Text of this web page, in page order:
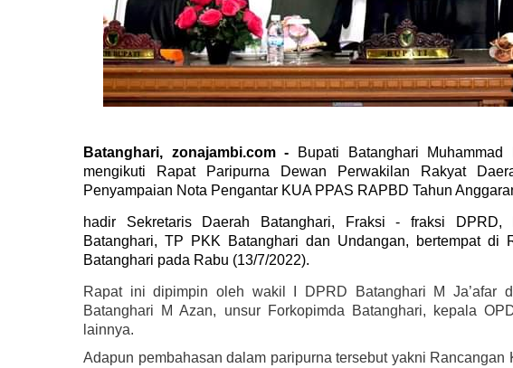
Batanghari, zonajambi.com -
Bupati Batanghari
mengikuti Rapat Paripurna Dewan Perwakilan Rakyat
Penyampaian Nota Pengantar KUA PPAS RAPBD Tahun
hadir Sekretaris Daerah Batanghari, Fraksi - fraksi DPRD,
Batanghari, TP PKK Batanghari dan Undangan, bertempat di
Batanghari pada Rabu (13/7/2022).
Rapat ini dipimpin oleh wakil I DPRD Batanghari M Ja’afar
Batanghari M Azan, unsur Forkopimda Batanghari, kepala
lainnya.
Adapun pembahasan dalam paripurna tersebut yakni